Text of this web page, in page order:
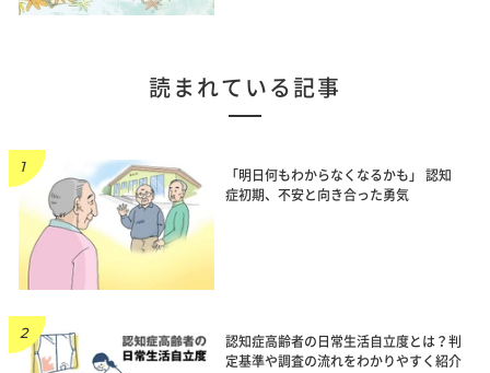
読まれている記事
「明日何もわからなくなるかも」 認知
症初期、不安と向き合った勇気
認知症高齢者の日常生活自立度とは？判
定基準や調査の流れをわかりやすく紹介